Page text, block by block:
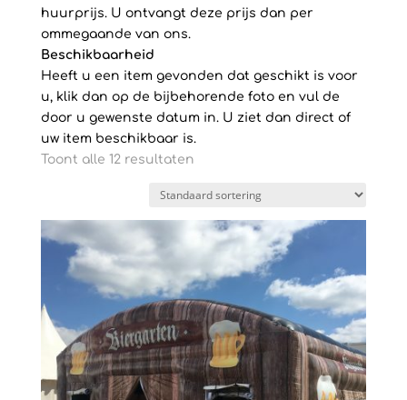
huurprijs. U ontvangt deze prijs dan per
ommegaande van ons.
Beschikbaarheid
Heeft u een item gevonden dat geschikt is voor
u, klik dan op de bijbehorende foto en vul de
door u gewenste datum in. U ziet dan direct of
uw item beschikbaar is.
Toont alle 12 resultaten